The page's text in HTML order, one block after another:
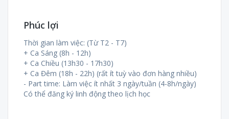
Phúc lợi
Thời gian làm việc: (Từ T2 - T7)
+ Ca Sáng (8h - 12h)
+ Ca Chiều (13h30 - 17h30)
+ Ca Đêm (18h - 22h) (rất ít tuỳ vào đơn hàng nhiều)
- Part time: Làm việc ít nhất 3 ngày/tuần (4-8h/ngày)
Có thể đăng ký linh động theo lịch học